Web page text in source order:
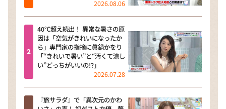
ポツンと一軒家
ザキ山小屋本館
ぺこぱのまるスポ
アナ回覧板
2026.08.06
40℃超え続出！ 異常な暑さの原
因は「空気がきれいになったか
ら」専門家の指摘に眞鍋かをり
「“きれいで暑い”と“汚くて涼し
い”どっちがいいの!?」
2026.07.28
『旅サラダ』で「異次元のかわ